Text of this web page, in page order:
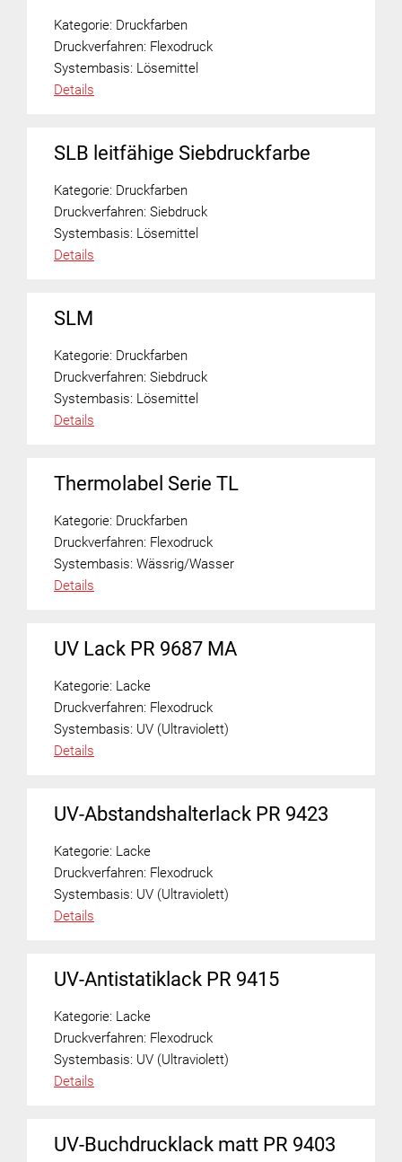
Kategorie: Druckfarben
Druckverfahren: Flexodruck
Systembasis: Lösemittel
Details
SLB leitfähige Siebdruckfarbe
Kategorie: Druckfarben
Druckverfahren: Siebdruck
Systembasis: Lösemittel
Details
SLM
Kategorie: Druckfarben
Druckverfahren: Siebdruck
Systembasis: Lösemittel
Details
Thermolabel Serie TL
Kategorie: Druckfarben
Druckverfahren: Flexodruck
Systembasis: Wässrig/Wasser
Details
UV Lack PR 9687 MA
Kategorie: Lacke
Druckverfahren: Flexodruck
Systembasis: UV (Ultraviolett)
Details
UV-Abstandshalterlack PR 9423
Kategorie: Lacke
Druckverfahren: Flexodruck
Systembasis: UV (Ultraviolett)
Details
UV-Antistatiklack PR 9415
Kategorie: Lacke
Druckverfahren: Flexodruck
Systembasis: UV (Ultraviolett)
Details
UV-Buchdrucklack matt PR 9403